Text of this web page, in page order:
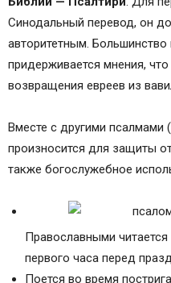
Синодальный перевод, он
авторитетным. Большинство
придерживается мнения,
возвращения евреев из
Вместе с другими псалмами
произносится для защиты
также богослужебное
Православными
первого часа перед
Поется во время